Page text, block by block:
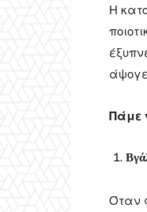
Η
Πάμε
Όταν